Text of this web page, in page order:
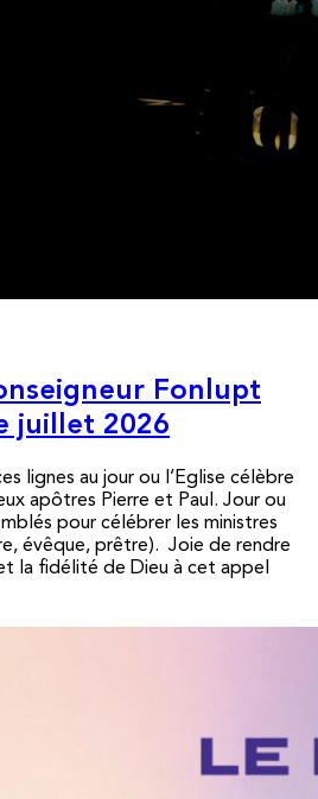
Fonlupt
juillet 2026
lignes au jour ou l’Eglise célèbre
apôtres Pierre et Paul. Jour ou
pour célébrer les ministres
évêque, prêtre). Joie de rendre
la fidélité de Dieu à cet appel